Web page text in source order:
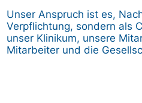
Unser Anspruch ist es,
Verpflichtung, sondern als
unser Klinikum, unsere
Mitarbeiter und die